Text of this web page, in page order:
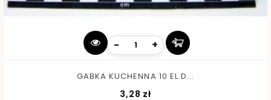
- +
GABKA KUCHENNA 10 EL.D...
3,28 zł